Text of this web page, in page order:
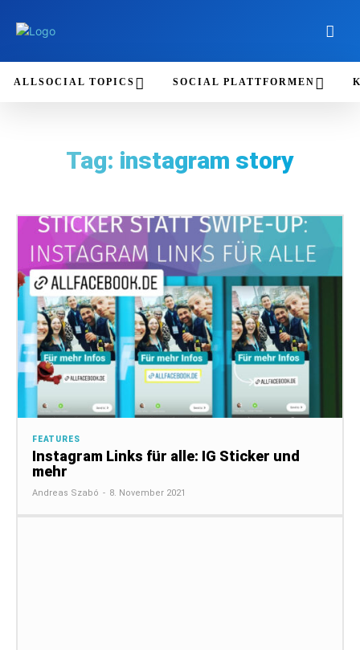
ALLSOCIAL TOPICS SOCIAL PLATTFORMEN
Tag: instagram story
FEATURES
Instagram Links für alle: IG Sticker und
mehr
Andreas Szabó - 8. November 2021